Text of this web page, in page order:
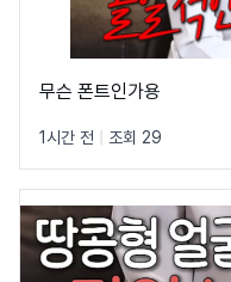
무슨 폰트인가용
1시간 전 조회 29